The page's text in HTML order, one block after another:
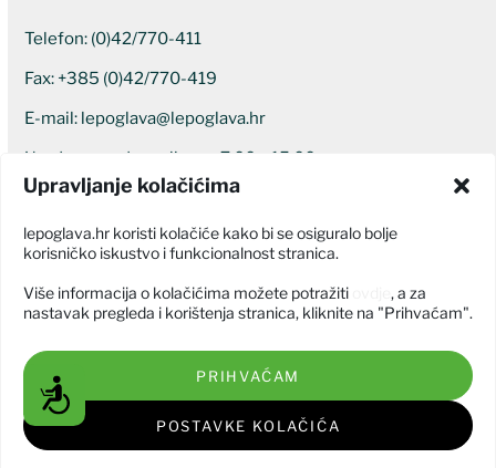
Pristupačnost
Upravljanje kolačićima
lepoglava.hr koristi kolačiće kako bi se osiguralo bolje
korisničko iskustvo i funkcionalnost stranica.
Više informacija o kolačićima možete potražiti
, a za
nastavak pregleda i korištenja stranica, kliknite na "Prihvaćam".
PRIHVAĆAM
POSTAVKE KOLAČIĆA
Telefon: (0)42/770-411
Fax: +385 (0)42/770-419
E-mail: lepoglava@lepoglava.hr
Uredovno radno vrijeme: 7:00 – 15:00
Ostali kontakti
Grad Lepoglava © Sva prava pridržana 2026
Izjava o pristupačnosti
Izrada web stranice: